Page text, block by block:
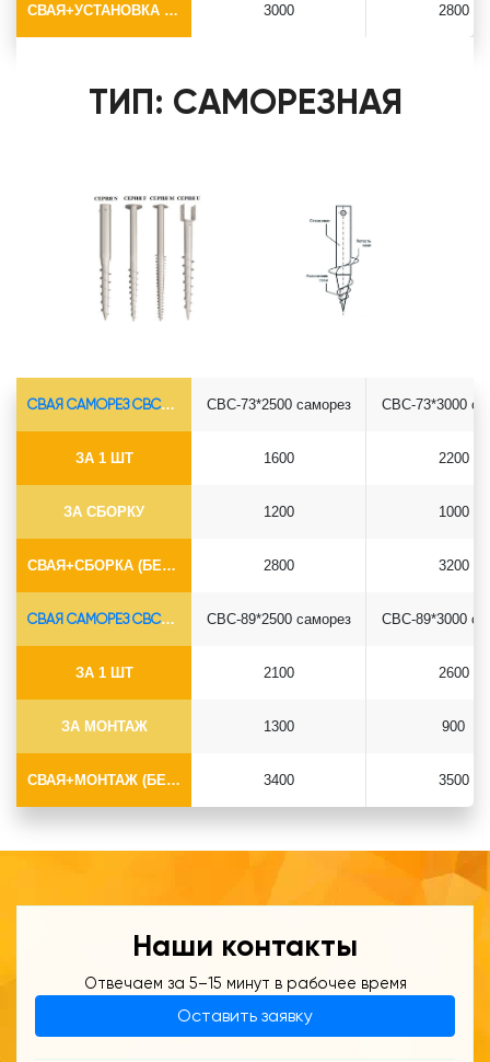
СВАЯ+УСТАНОВКА (БЕЗ ОГОЛОВКА) 3000 2800
ТИП: САМОРЕЗНАЯ
СВАЯ САМОРЕЗ СВС-Ø73*5.5
ЗА 1 ШТ
ЗА СБОРКУ
СВАЯ+СБОРКА (БЕЗ ОГОЛОВКА)
СВС-73*2500 саморез
1600
1200
2800
СВС-73*3000
2200
1000
3200
СВАЯ САМОРЕЗ СВС-Ø89*6.5
ЗА 1 ШТ
ЗА МОНТАЖ
СВАЯ+МОНТАЖ (БЕЗ ОГОЛОВКА)
СВС-89*2500 саморез
2100
1300
3400
СВС-89*3000
2600
900
3500
Наши контакты
Отвечаем за 5–15 минут в рабочее время
Оставить заявку